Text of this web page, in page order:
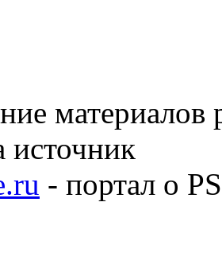
материалов
источник
- портал о